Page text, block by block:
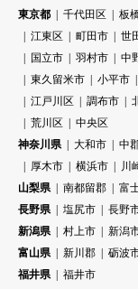
東京都
千代田区 板
江東区
町田市 世
国立市
羽村市 中
東久留米市
小平市
江戸川区
調布市
荒川区
中央区
神奈川県
大和市 中
厚木市
横浜市 川
山梨県
南都留郡 富
長野県
塩尻市 長野
新潟県
村上市
新潟
富山県
新川郡 砺波
福井県
福井市